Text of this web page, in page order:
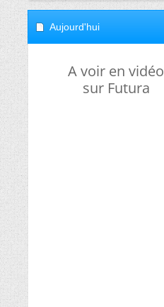
Aujourd'hui
A voir en vidéo
sur Futura